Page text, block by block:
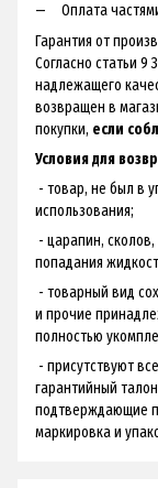
Оплата
Гарантия от
Согласно статьи 9
надлежащего
возвращен в
покупки, если
Условия для
- товар, не был в
использования;
- царапин,
попадания
- товарный вид
и прочие
полностью
- присутствуют
гарантийный
подтверждающие
маркировка и